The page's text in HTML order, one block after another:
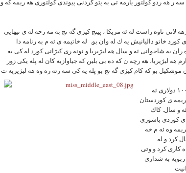
سه ر هه ردو كولتور يارمه تى به پتو كردنى پيوندى كولتورى هه ريمه كه و
لاتى ناوه راست له ئه مريكا ، پينج كيژى گه نج به مه رحه له ى نيهايى
خاتو داليانيش يه ك له وان بو. له خاتيمه ى ئه م به رنامه دا
به شاجوانى ئه و سال هه لبژيريا و نونه رى كيژانى كورد له كى به
هه لبژيريا، هه رچه ن كه ده بى بلين كه جياوازيه كان له پله يكى زور
خه لاتى تايبه تى ئه م پروگرامه كه ١٠٠٠ دولارى ئه
ريمه ى كوردستان
و سال. كاك
كوردى باشورى
ريمه وه ئه م خه
كرد و له
کاری کرد و وتی
به شداری